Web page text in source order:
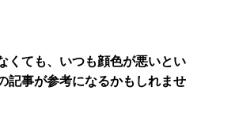
くても、いつも顔色が悪いとい
記事が参考になるかもしれませ